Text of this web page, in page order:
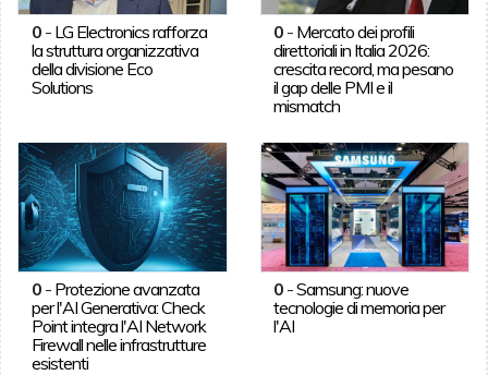
0- LG Electronics rafforza
la struttura organizzativa
della divisione Eco
Solutions
0 - Mercato dei profili
direttoriali in Italia 2026:
crescita record, ma pesano
il gap delle PMI e il
mismatch
0- Protezione avanzata
per l'AI Generativa: Check
Point integra l'AI Network
Firewall nelle infrastrutture
esistenti
0 -Samsung: nuove
tecnologie di memoria per
l'AI